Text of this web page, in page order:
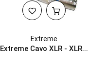
Extreme
Extreme Cavo XLR - XLR...